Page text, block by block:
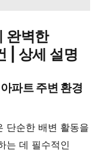
완벽한
| 상세 설명
파트 주변 환경
단순한 배변 활동을
는 데 필수적인